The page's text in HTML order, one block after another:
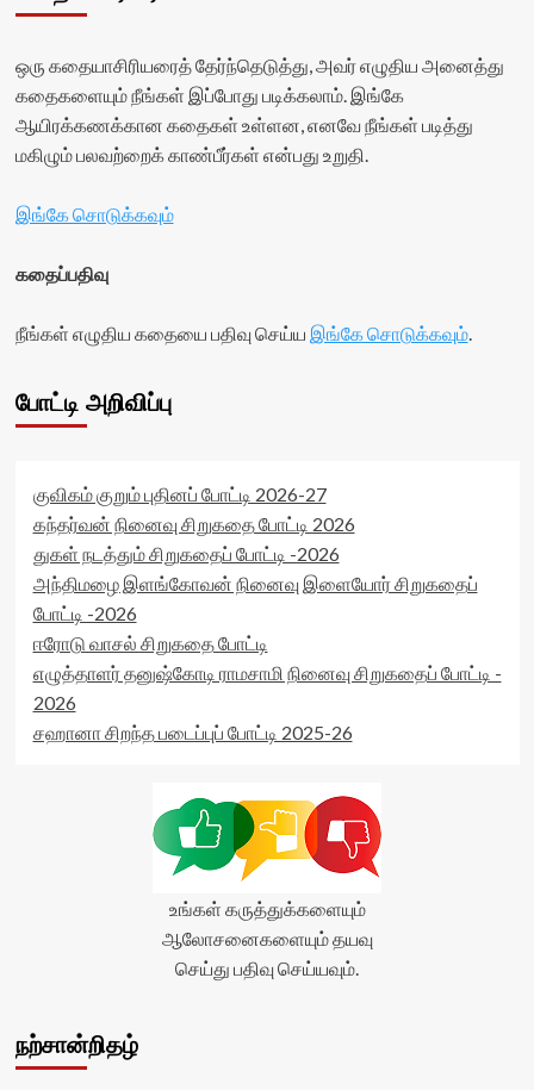
ஒரு கதையாசிரியரைத் தேர்ந்தெடுத்து, அவர் எழுதிய அனைத்து
கதைகளையும் நீங்கள் இப்போது படிக்கலாம். இங்கே
ஆயிரக்கணக்கான கதைகள் உள்ளன, எனவே நீங்கள் படித்து
மகிழும் பலவற்றைக் காண்பீர்கள் என்பது உறுதி.
இங்கே சொடுக்கவும்
கதைப்பதிவு
நீங்கள் எழுதிய கதையை பதிவு செய்ய இங்கே சொடுக்கவும்.
போட்டி அறிவிப்பு
குவிகம் குறும் புதினப் போட்டி 2026-27
கந்தர்வன் நினைவு சிறுகதை போட்டி 2026
துகள் நடத்தும் சிறுகதைப் போட்டி -2026
அந்திமழை இளங்கோவன் நினைவு இளையோர் சிறுகதைப்
போட்டி -2026
ஈரோடு வாசல் சிறுகதை போட்டி
எழுத்தாளர் தனுஷ்கோடி ராமசாமி நினைவு சிறுகதைப் போட்டி -
2026
சஹானா சிறந்த படைப்புப் போட்டி 2025-26
உங்கள் கருத்துக்களையும்
ஆலோசனைகளையும் தயவு
செய்து பதிவு செய்யவும்.
நற்சான்றிதழ்